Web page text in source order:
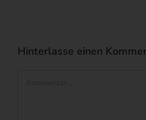
Hinterlasse einen